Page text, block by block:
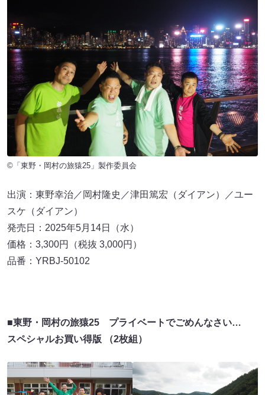
©「東野・岡村の旅猿25」製作委員会
出演：東野幸治／岡村隆史／津田篤宏（ダイアン）／ユー
スケ（ダイアン）
発売日：2025年5月14日（水）
価格：3,300円（税抜 3,000円）
品番：YRBJ-50102
■東野・岡村の旅猿25 プライベートでごめんなさい…
スペシャルお買い得版 （2枚組）